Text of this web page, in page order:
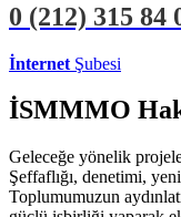
0 (212) 315 84
İnternet Şubesi
İSMMMO
Geleceğe yönelik
Şeffaflığı, denetimi,
Toplumumuzun